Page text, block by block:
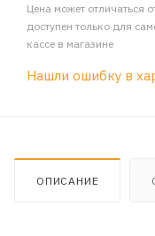
Цена может отличаться
доступен только для
кассе в магазине
Нашли ошибку в
ОПИСАНИЕ